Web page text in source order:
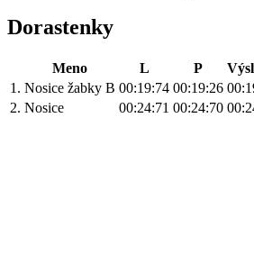
Dorastenky
Meno L P
1. Nosice žabky B 00:19:74 00:19:26
2. Nosice 00:24:71 00:24:70